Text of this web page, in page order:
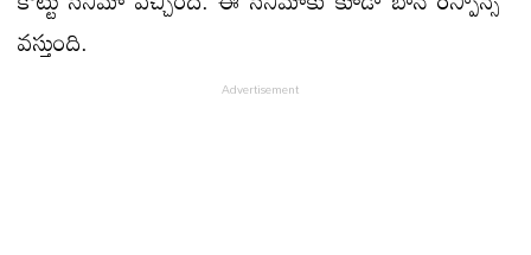
వస్తుంది.